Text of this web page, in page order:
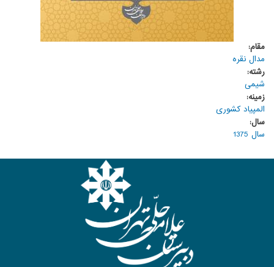
مقام:
مدال نقره
رشته:
شیمی
زمینه:
المپیاد کشوری
سال:
سال 1375